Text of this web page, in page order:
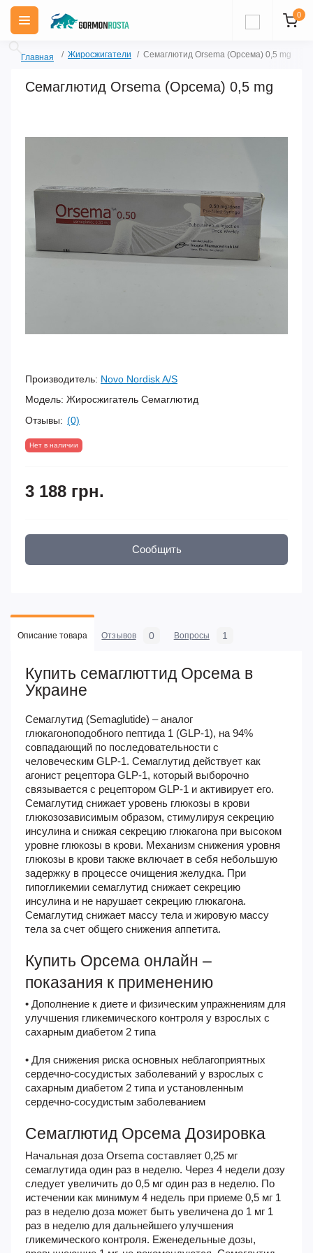
0
Главная Жиросжигатели Семаглютид Orsema (Орсема) 0,5 mg
Семаглютид Orsema (Орсема) 0,5 mg
Производитель: Novo Nordisk A/S
Модель: Жиросжигатель Семаглютид
Отзывы: (0)
Нет в наличии
3 188 грн.
Сообщить
Описание товара Отзывов 0 Вопросы 1
Купить семаглюттид Орсема в
Украине
Семаглутид (Semaglutide) – аналог
глюкагоноподобного пептида 1 (GLP-1), на 94%
совпадающий по последовательности с
человеческим GLP-1. Семаглутид действует как
агонист рецептора GLP-1, который выборочно
связывается с рецептором GLP-1 и активирует его.
Семаглутид снижает уровень глюкозы в крови
глюкозозависимым образом, стимулируя секрецию
инсулина и снижая секрецию глюкагона при высоком
уровне глюкозы в крови. Механизм снижения уровня
глюкозы в крови также включает в себя небольшую
задержку в процессе очищения желудка. При
гипогликемии семаглутид снижает секрецию
инсулина и не нарушает секрецию глюкагона.
Семаглутид снижает массу тела и жировую массу
тела за счет общего снижения аппетита.
Купить Орсема онлайн –
показания к применению
• Дополнение к диете и физическим упражнениям для
улучшения гликемического контроля у взрослых с
сахарным диабетом 2 типа
• Для снижения риска основных неблагоприятных
сердечно-сосудистых заболеваний у взрослых с
сахарным диабетом 2 типа и установленным
сердечно-сосудистым заболеванием
Семаглютид Орсема Дозировка
Начальная доза Orsema составляет 0,25 мг
семаглутида один раз в неделю. Через 4 недели дозу
следует увеличить до 0,5 мг один раз в неделю. По
истечении как минимум 4 недель при приеме 0,5 мг 1
раз в неделю доза может быть увеличена до 1 мг 1
раз в неделю для дальнейшего улучшения
гликемического контроля. Еженедельные дозы,